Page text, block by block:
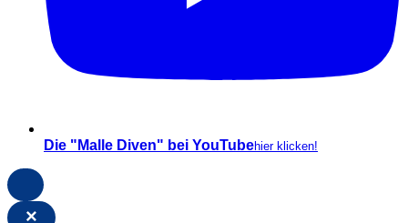
Die "Malle Diven" bei YouTubehier klicken!
×